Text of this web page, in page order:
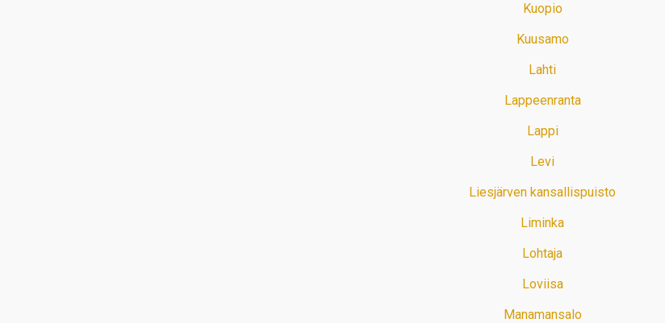
Kuopio
Kuusamo
Lahti
Lappeenranta
Lappi
Levi
Liesjärven kansallispuisto
Liminka
Lohtaja
Loviisa
Manamansalo